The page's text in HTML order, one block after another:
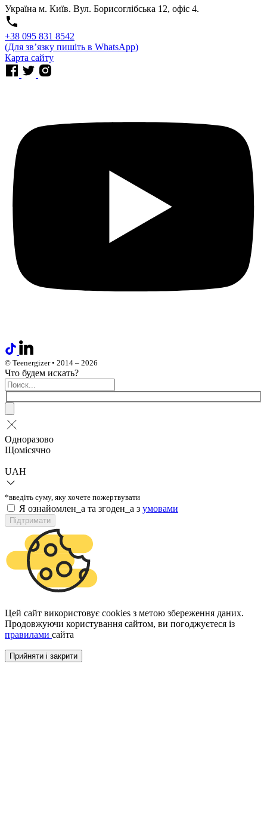
Україна м. Київ. Вул. Борисоглібська 12, офіс 4.
⁨+38 095 831 8542⁩
(Для звʼязку пишіть в WhatsApp)
Карта сайту
© Teenergizer • 2014 – 2026
Что будем искать?
Одноразово
Щомісячно
UAH
*введіть суму, яку хочете пожертвувати
Я ознайомлен_а та згоден_а з умовами
Підтримати
Цей сайт використовує cookies з метою збереження даних.
Продовжуючи користування сайтом, ви погоджуєтеся із
правилами сайта
Прийняти і закрити